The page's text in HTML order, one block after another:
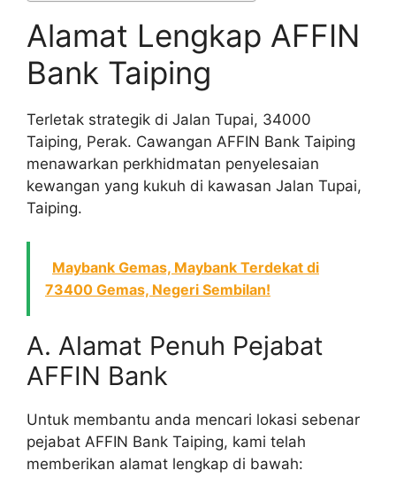
Alamat Lengkap AFFIN
Bank Taiping
Terletak strategik di Jalan Tupai, 34000
Taiping, Perak. Cawangan AFFIN Bank Taiping
menawarkan perkhidmatan penyelesaian
kewangan yang kukuh di kawasan Jalan Tupai,
Taiping.
Maybank Gemas, Maybank Terdekat di
73400 Gemas, Negeri Sembilan!
A. Alamat Penuh Pejabat
AFFIN Bank
Untuk membantu anda mencari lokasi sebenar
pejabat AFFIN Bank Taiping, kami telah
memberikan alamat lengkap di bawah: